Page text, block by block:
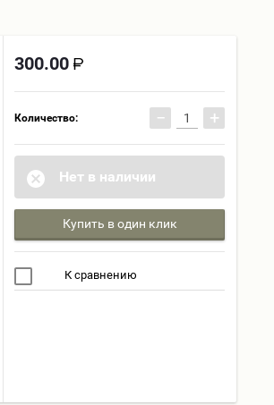
300.00
Количество: − +
Нет в наличии
Купить в один клик
К сравнению